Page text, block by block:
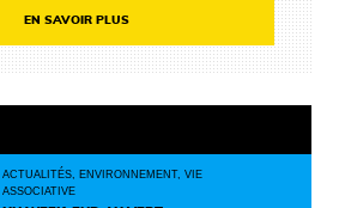
EN SAVOIR PLUS
ACTUALITÉS, ENVIRONNEMENT, VIE
ASSOCIATIVE